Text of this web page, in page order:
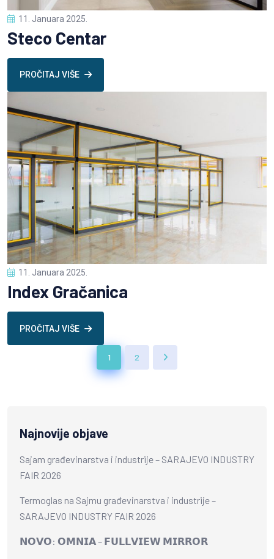
11. Januara 2025.
Steco Centar
PROČITAJ VIŠE
11. Januara 2025.
Index Gračanica
PROČITAJ VIŠE
1 2
Najnovije objave
Sajam građevinarstva i industrije – SARAJEVO INDUSTRY
FAIR 2026
Termoglas na Sajmu građevinarstva i industrije –
SARAJEVO INDUSTRY FAIR 2026
𝗡𝗢𝗩𝗢: 𝗢𝗠𝗡𝗜𝗔 – 𝗙𝗨𝗟𝗟𝗩𝗜𝗘𝗪 𝗠𝗜𝗥𝗥𝗢𝗥